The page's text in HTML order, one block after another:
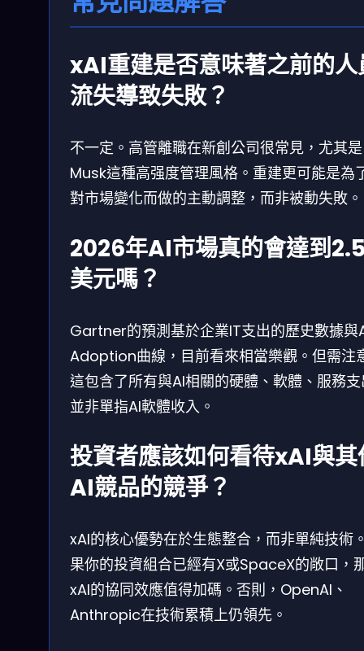
xAI重建是否意味著之前的人
流失導致失敗？
不一定。高管離職在新創公司很常見，尤其是
Musk這種高强度管理風格。重建更可能是為
對市場變化而做的主動調整，而非被動失敗。
2026年AI市場真的會達到
美元嗎？
Gartner的預測基於企業IT支出的歷史數據與
Adoption曲線，目前看來相當樂觀。但需注
這包含了所有與AI相關的硬體、軟體、服務
並非單指AI軟體收入。
投資者應該如何看待xAI與其
AI競品的競爭？
xAI的核心優勢在於生態整合，而非單純技術
果你的投資組合已經有X或SpaceX的敞口，
xAI的協同效應值得加碼。否則，OpenAI、
Anthropic在技術累積上仍領先。